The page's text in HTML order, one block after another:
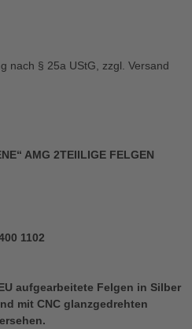
nach § 25a UStG, zzgl. Versand
AMG 2TEIILIGE FELGEN
1102
aufgearbeitete Felgen in Silber
mit CNC glanzgedrehten